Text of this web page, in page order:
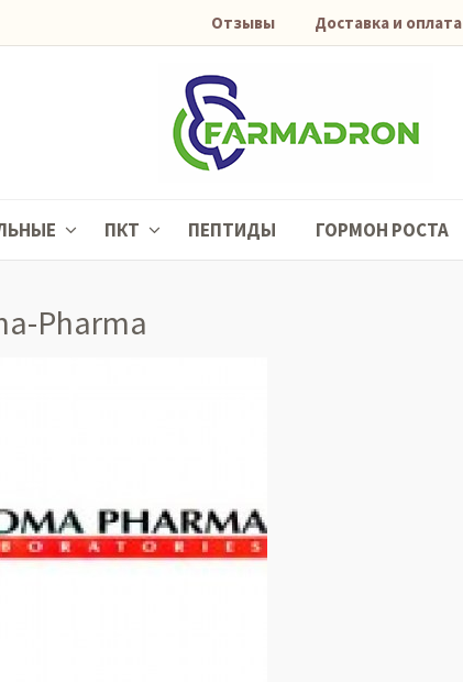
Отзывы Доставка и оплата
ПКТ ПЕПТИДЫ ГОРМОН РОСТА
Pharma